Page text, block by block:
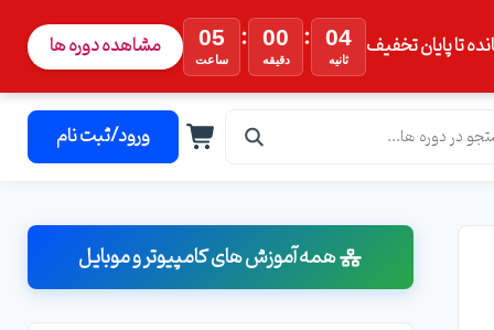
تا پایان تخفیف 05
ساعت
: 00
دقیقه
: 02
ثانیه مشاهده دوره ها
ورود/ثبت نام
همه آموزش های کامپیوتر و موبایل